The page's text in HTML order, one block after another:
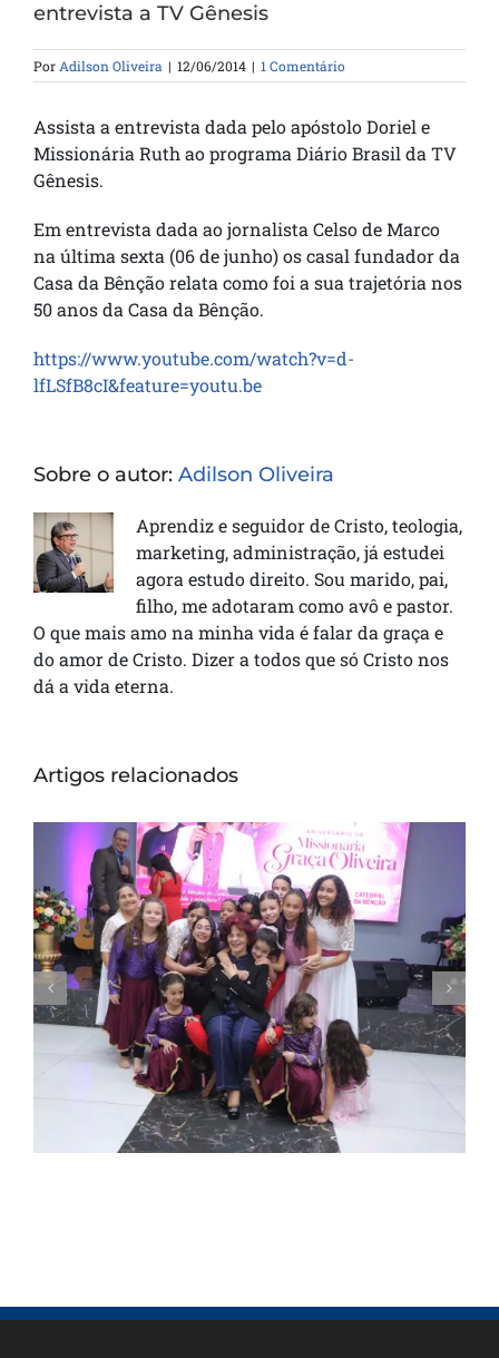
entrevista a TV Gênesis
Por Adilson Oliveira | 12/06/2014 | 1 Comentário
Assista a entrevista dada pelo apóstolo Doriel e
Missionária Ruth ao programa Diário Brasil da TV
Gênesis.
Em entrevista dada ao jornalista Celso de Marco
na última sexta (06 de junho) os casal fundador da
Casa da Bênção relata como foi a sua trajetória nos
50 anos da Casa da Bênção.
https://www.youtube.com/watch?v=d-
lfLSfB8cI&feature=youtu.be
Sobre o autor: Adilson Oliveira
Aprendiz e seguidor de Cristo, teologia,
marketing, administração, já estudei
agora estudo direito. Sou marido, pai,
filho, me adotaram como avô e pastor.
O que mais amo na minha vida é falar da graça e
do amor de Cristo. Dizer a todos que só Cristo nos
dá a vida eterna.
Artigos relacionados
Missionária Graça Oliveira celebra 75 anos
em culto de ação de graças na Catedral
da Bênção